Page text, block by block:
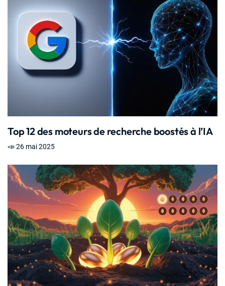
Top 12 des moteurs de recherche boostés à l’IA
📣 26 mai 2025